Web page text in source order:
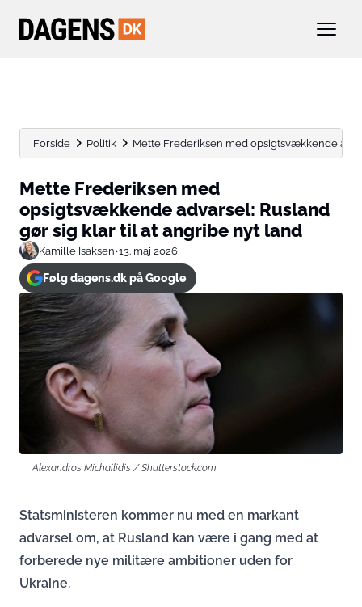
Forside Politik Mette Frederiksen med opsigtsvækkende
Mette Frederiksen med
opsigtsvækkende advarsel: Rusland
gør sig klar til at angribe nyt land
Kamille Isaksen•13. maj 2026
Følg dagens.dk på Google
Alexandros Michailidis / Shutterstock.com
Statsministeren kommer nu med en markant
advarsel om, at Rusland kan være i gang med at
forberede nye militære ambitioner uden for
Ukraine.